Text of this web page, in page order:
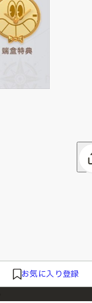
お気に入り登録